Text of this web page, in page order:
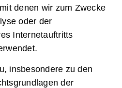
denen wir zum Zwecke
oder der
Internetauftritts
insbesondere zu den
der